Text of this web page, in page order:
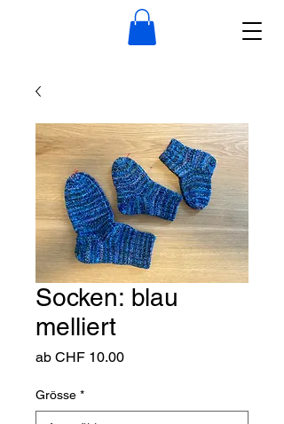
Socken: blau
melliert
ab CHF 10.00Sale-
Grösse *